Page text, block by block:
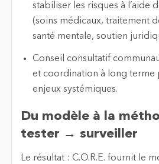
stabiliser les risques à l’aide
(soins médicaux, traitement
santé mentale, soutien
Conseil consultatif
et coordination à long terme
enjeux systémiques.
Du modèle à la
tester → surveiller
Le résultat : C.O.R.E. fournit le